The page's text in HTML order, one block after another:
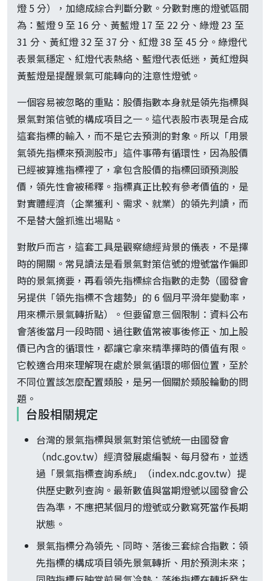
燈 5 分），加總成綜合判斷分數。分數對應的燈號區間
為：藍燈 9 至 16 分、黃藍燈 17 至 22 分、綠燈 23 至
31 分、黃紅燈 32 至 37 分、紅燈 38 至 45 分。綠燈代
表景氣穩定、紅燈代表熱絡、藍燈代表低迷，黃紅燈與
黃藍燈是提醒景氣可能轉向的注意性燈號。
一個容易被忽略的重點：股價指數本身就是領先指標與
景氣對策信號的構成項目之一。這代表股市表現是合成
這套指標的輸入，而不是它去預測的對象。所以「用景
氣領先指標來預測股市」這件事帶有循環性，因為股價
已經被算進指標裡了，拿包含股價的指標回頭預測股
價，領先性會被稀釋。指標真正比較有參考價值的，是
對實體經濟（企業獲利、需求、就業）的領先判讀，而
不是替大盤抓進出場點。
對散戶而言，這套工具是觀察總經背景的儀表，不是擇
時的開關。常見讀法是看景氣對策信號的燈號當作偏即
時的景氣摘要，再看領先指標綜合指數的走勢（國發會
另提供「領先指標不含趨勢」的 6 個月平滑年變動率，
用來標示景氣轉折點）。但要留意三個限制：資料公布
會落後當月一段時間、過往數值常被事後修正、加上股
價已內含的循環性，都讓它拿來精準擇時的價值有限。
它較適合用來理解現在處於景氣循環的哪個位置，至於
不同位置該怎麼配置類股，是另一個關於類股輪動的問
題。
台股相關規定
台灣的景氣指標與景氣對策信號統一由國發會
（ndc.gov.tw）經濟發展處編製、每月發布，並透
過「景氣指標查詢系統」（index.ndc.gov.tw）提
供歷史數列查詢。最新數值與當期燈號以國發會公
告為準，不應把某個月的燈號或分數寫死當作長期
狀態。
景氣指標分為領先、同時、落後三套綜合指數：領
先指標的構成項目領先景氣轉折、用於預測未來；